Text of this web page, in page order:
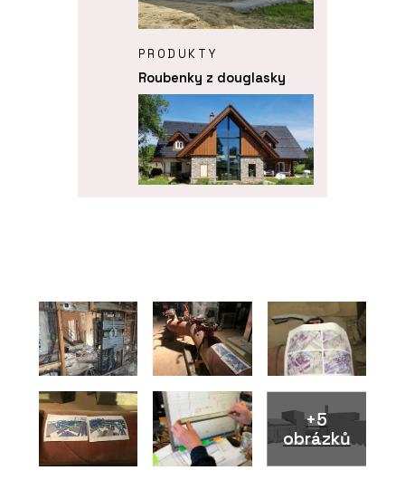
PRODUKTY
Roubenky z douglasky
ČLÁNKY
Dovolená v Krkonoších v
roubence u kachlových
+5
obrázků